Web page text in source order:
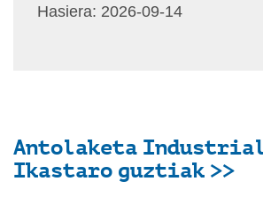
Hasiera: 2026-09-14
Antolaketa
Ikastaro guztiak >>